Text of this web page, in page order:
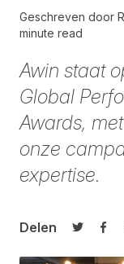
Geschreven door
minute read
Awin staat
Global
Awards,
onze
expertise.
Delen
Delen